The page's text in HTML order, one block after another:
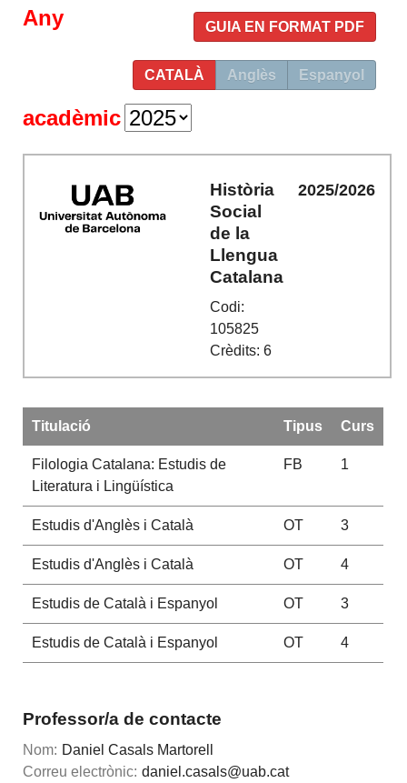
GUIA EN FORMAT PDF
CATALÀ Anglès Espanyol
Any
acadèmic
Història
Social
de la
Llengua
Catalana
Codi:
105825
Crèdits: 6
2025/2026
Titulació Tipus Curs
Filologia Catalana: Estudis de
Literatura i Lingüística
FB 1
Estudis d'Anglès i Català OT 3
Estudis d'Anglès i Català OT 4
Estudis de Català i Espanyol OT 3
Estudis de Català i Espanyol OT 4
Professor/a de contacte
Nom: Daniel Casals Martorell
Correu electrònic: daniel.casals@uab.cat